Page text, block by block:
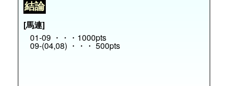
結論
[馬連]
01-09 ・・・1000pts
09-(04,08) ・・・ 500pts